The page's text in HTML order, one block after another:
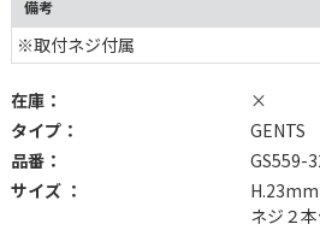
備考
※取付ネジ付属
在庫：
×
タイプ：
GENTS
品番：
GS559-
サイズ ：
ネジ２